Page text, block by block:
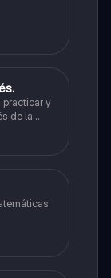
practicar y
de la